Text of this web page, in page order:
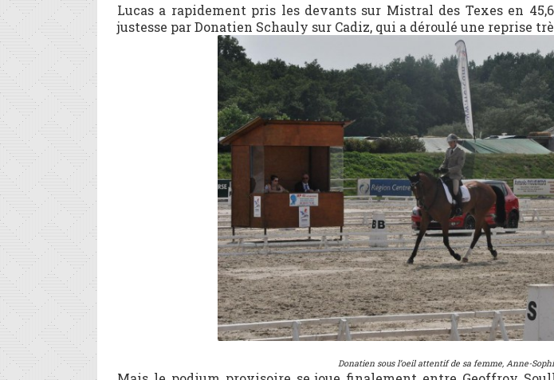
Lucas a rapidement pris les devants sur Mistral des Texes en
justesse par Donatien Schauly sur Cadiz, qui a déroulé une reprise
Donatien sous l’oeil attentif de sa femme, Anne-